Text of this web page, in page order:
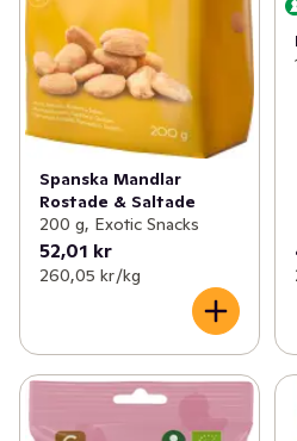
Spanska Mandlar
Rostade & Saltade
200 g, Exotic Snacks
52,01 kr
260,05 kr /kg